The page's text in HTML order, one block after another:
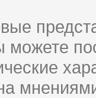
можете